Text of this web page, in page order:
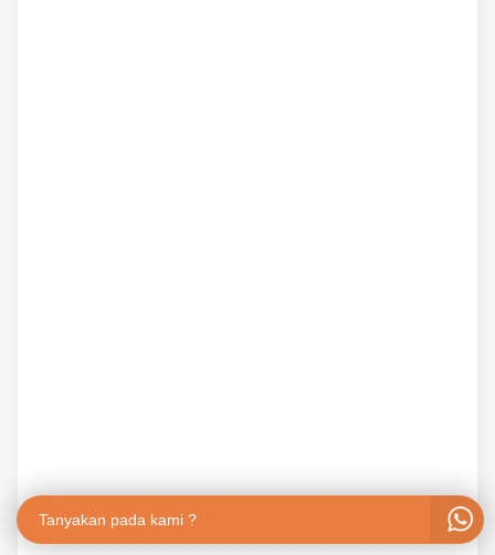
Tanyakan pada kami ?